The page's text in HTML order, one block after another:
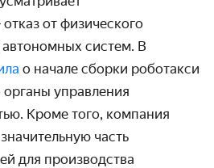
от физического
автономных систем. В
о начале сборки роботакси
органы управления
Кроме того, компания
часть
для производства